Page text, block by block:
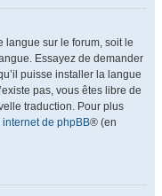
langue sur le forum, soit le
Essayez de demander
puisse installer la langue
pas, vous êtes libre de
traduction. Pour plus
internet de phpBB® (en